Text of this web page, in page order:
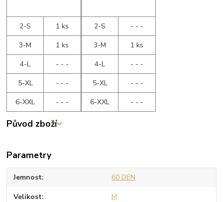
2-S
1 ks
3-M
1 ks
4-L
- - -
5-XL
- - -
6-XXL
- - -
2-S
- - -
3-M
1 ks
4-L
- - -
5-XL
- - -
6-XXL
- - -
Původ zboží
Parametry
Jemnost 60 DEN
Velikost M